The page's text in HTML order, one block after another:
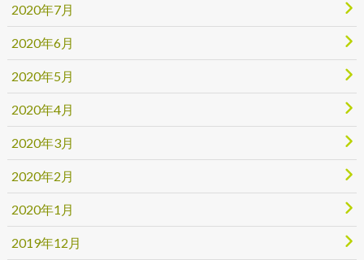
2020年7月
2020年6月
2020年5月
2020年4月
2020年3月
2020年2月
2020年1月
2019年12月